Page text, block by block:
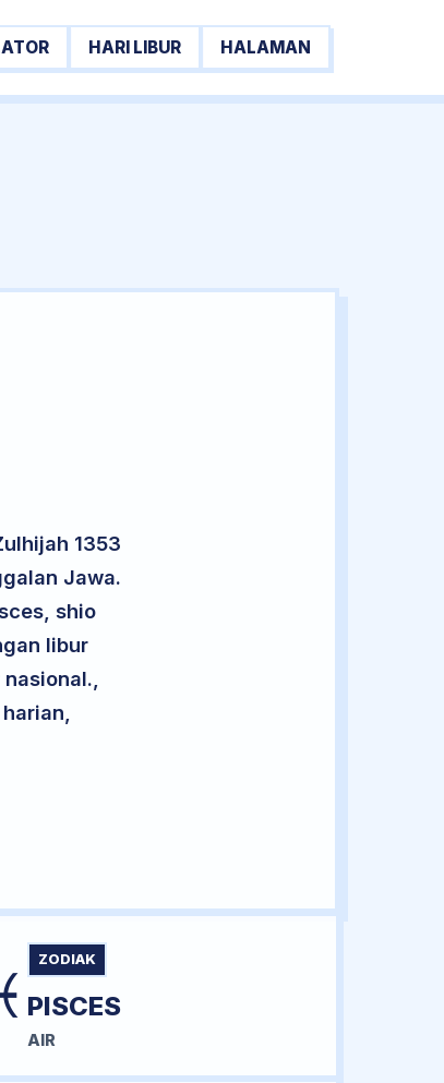
HARI LIBUR HALAMAN
1353
Jawa.
shio
libur
ZODIAK
PISCES
AIR